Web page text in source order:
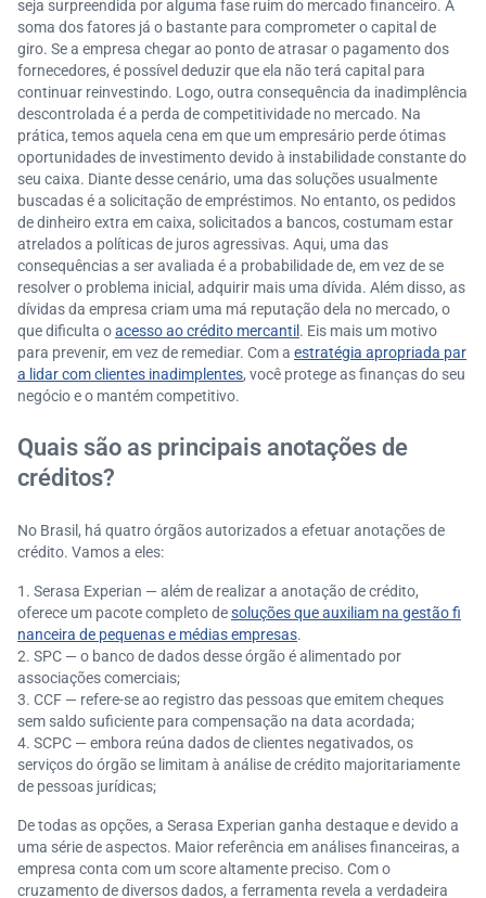
seja surpreendida por alguma fase ruim do mercado financeiro. A
soma dos fatores já o bastante para comprometer o capital de
giro. Se a empresa chegar ao ponto de atrasar o pagamento dos
fornecedores, é possível deduzir que ela não terá capital para
continuar reinvestindo. Logo, outra consequência da inadimplência
descontrolada é a perda de competitividade no mercado. Na
prática, temos aquela cena em que um empresário perde ótimas
oportunidades de investimento devido à instabilidade constante do
seu caixa. Diante desse cenário, uma das soluções usualmente
buscadas é a solicitação de empréstimos. No entanto, os pedidos
de dinheiro extra em caixa, solicitados a bancos, costumam estar
atrelados a políticas de juros agressivas. Aqui, uma das
consequências a ser avaliada é a probabilidade de, em vez de se
resolver o problema inicial, adquirir mais uma dívida. Além disso, as
dívidas da empresa criam uma má reputação dela no mercado, o
que dificulta oacesso ao crédito mercantil . Eis mais um motivo
para prevenir, em vez de remediar. Com a estratégia apropriada par
a lidar com clientes inadimplentes, você protege as finanças do seu
negócio e o mantém competitivo.
Quais são as principais anotações de
créditos?
No Brasil, há quatro órgãos autorizados a efetuar anotações de
crédito. Vamos a eles:
Serasa Experian — além de realizar a anotação de crédito,
oferece um pacote completo desoluções que auxiliam na gestão fi
nanceira de pequenas e médias empresas.
SPC — o banco de dados desse órgão é alimentado por
associações comerciais;
CCF — refere-se ao registro das pessoas que emitem cheques
sem saldo suficiente para compensação na data acordada;
SCPC — embora reúna dados de clientes negativados, os
serviços do órgão se limitam à análise de crédito majoritariamente
de pessoas jurídicas;
De todas as opções, a Serasa Experian ganha destaque e devido a
uma série de aspectos. Maior referência em análises financeiras, a
empresa conta com um score altamente preciso. Com o
cruzamento de diversos dados, a ferramenta revela a verdadeira